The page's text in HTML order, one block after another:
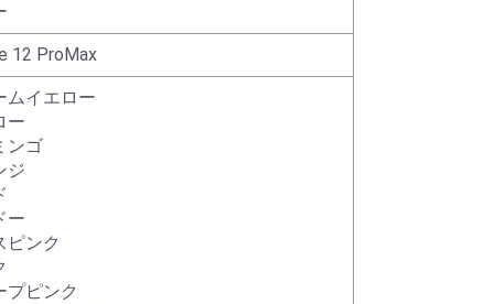
12 ProMax
ムイエロー
ー
ンゴ
ジ
ー
ピンク
プピンク